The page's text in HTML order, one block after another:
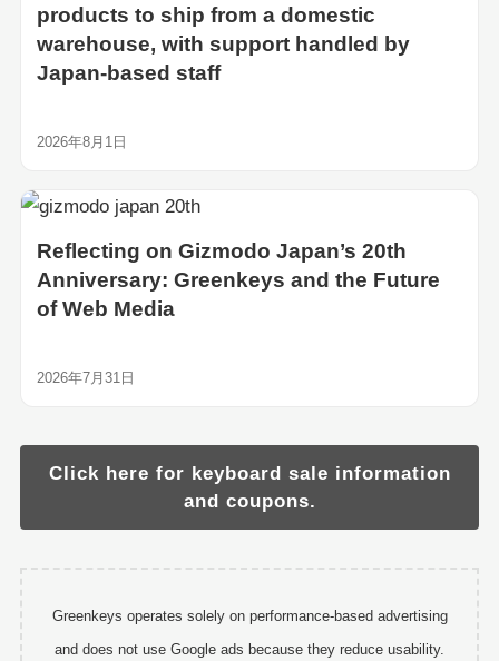
products to ship from a domestic
warehouse, with support handled by
Japan-based staff
2026年8月1日
Reflecting on Gizmodo Japan’s 20th
Anniversary: Greenkeys and the Future
of Web Media
2026年7月31日
Click here for keyboard sale information
and coupons.
Greenkeys operates solely on performance-based advertising
and does not use Google ads because they reduce usability.